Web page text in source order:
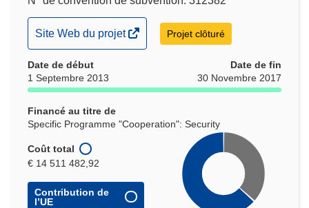
(s’ouvre
dans
une
nouvelle
Site Web du projet Projet clôturé
Date de début
1 Septembre 2013
Date de fin
30 Novembre 2017
Financé au titre de
Specific Programme "Cooperation": Security
Coût total
€ 14 511 482,92
Contribution de
l’UE